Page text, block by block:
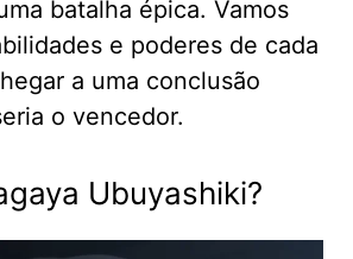
batalha épica. Vamos
e poderes de cada
a uma conclusão
o vencedor.
Ubuyashiki?